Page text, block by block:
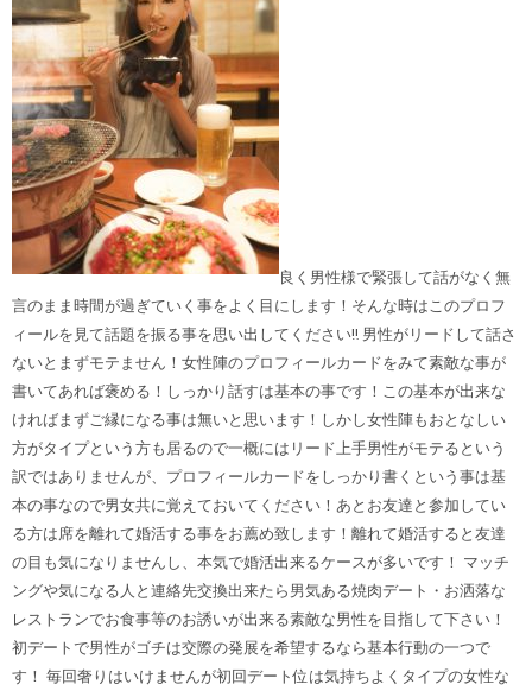
良く男性様で緊張して話がなく無
言のまま時間が過ぎていく事をよく目にします！そんな時はこのプロフ
ィールを見て話題を振る事を思い出してください‼︎ 男性がリードして話さ
ないとまずモテません！女性陣のプロフィールカードをみて素敵な事が
書いてあれば褒める！しっかり話すは基本の事です！この基本が出来な
ければまずご縁になる事は無いと思います！しかし女性陣もおとなしい
方がタイプという方も居るので一概にはリード上手男性がモテるという
訳ではありませんが、プロフィールカードをしっかり書くという事は基
本の事なので男女共に覚えておいてください！あとお友達と参加してい
る方は席を離れて婚活する事をお薦め致します！離れて婚活すると友達
の目も気になりませんし、本気で婚活出来るケースが多いです！ マッチ
ングや気になる人と連絡先交換出来たら男気ある焼肉デート・お洒落な
レストランでお食事等のお誘いが出来る素敵な男性を目指して下さい！
初デートで男性がゴチは交際の発展を希望するなら基本行動の一つで
す！ 毎回奢りはいけませんが初回デート位は気持ちよくタイプの女性な